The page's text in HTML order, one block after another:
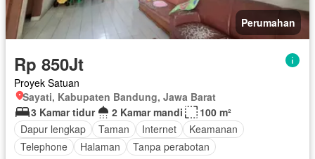
Perumahan
Rp 850Jt
Proyek Satuan
Sayati, Kabupaten Bandung, Jawa Barat
3 Kamar tidur
2 Kamar mandi
100 m²
Dapur lengkap
Taman Internet
Keamanan
Telephone
Halaman Tanpa perabotan